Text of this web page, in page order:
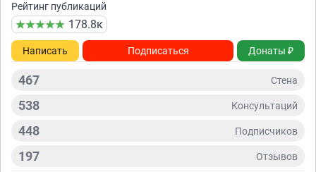
Рейтинг публикаций
178.8к
Написать Подписаться Донаты ₽
467 Стена
538 Консультаций
448 Подписчиков
197 Отзывов